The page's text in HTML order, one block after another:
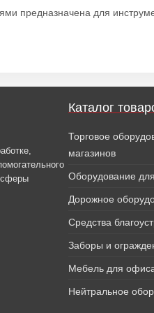
предназначена для
сферы
Каталог
Торговое
магазинов
Оборудование
Дорожное
Средства
Заборы и
Мебель для
Нейтральное